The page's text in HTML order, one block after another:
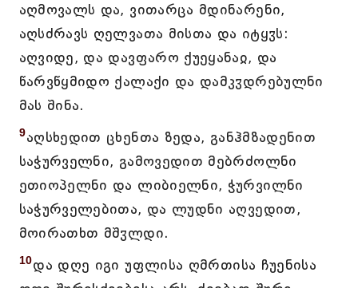
აღმოვალს და, ვითარცა მდინარენი,
აღსძრავს ღელვათა მისთა და იტყჳს:
აღვიდე, და დავფარო ქუეყანაჲ, და
წარვწყმიდო ქალაქი და დამკჳდრებულნი
მას შინა.
9აღსხედით ცხენთა ზედა, განჰმზადენით
საჭურველნი, გამოვედით მებრძოლნი
ეთიოპელნი და ლიბიელნი, ჭურვილნი
საჭურველებითა, და ლუდნი აღვედით,
მოირათხთ მშჳლდი.
10და დღე იგი უფლისა ღმრთისა ჩუენისა